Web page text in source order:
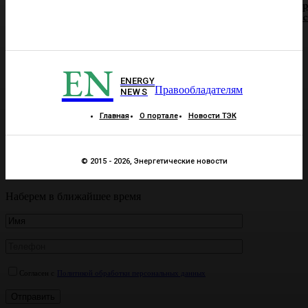
EN
ENERGY
NEWS
Правообладателям
Главная О портале Новости ТЭК
© 2015 - 2026, Энергетические новости
Наберем в ближайшее время